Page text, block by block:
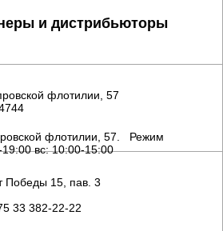
и дистрибьюторы
флотилии, 57
флотилии, 57. Режим
вс: 10:00-15:00
Победы 15, пав. 3
33 382-22-22